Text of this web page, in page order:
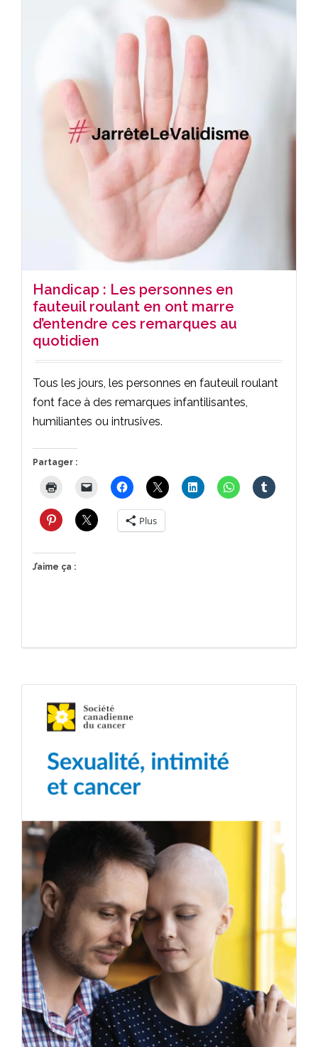
Handicap : Les personnes en
fauteuil roulant en ont marre
d’entendre ces remarques au
quotidien
Tous les jours, les personnes en fauteuil roulant
font face à des remarques infantilisantes,
humiliantes ou intrusives.
Partager :
Plus
J’aime ça :